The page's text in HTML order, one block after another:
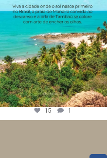
15 1